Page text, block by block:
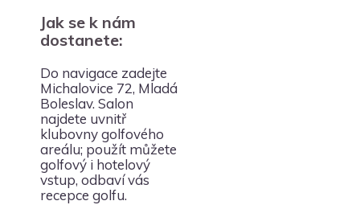
Jak se k nám
dostanete:
Do navigace zadejte
Michalovice 72, Mladá
Boleslav. Salon
najdete uvnitř
klubovny golfového
areálu; použít můžete
golfový i hotelový
vstup, odbaví vás
recepce golfu.